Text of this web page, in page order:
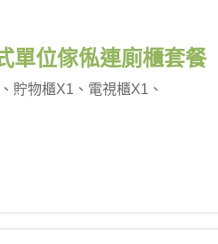
單位傢俬連廁櫃套餐
貯物櫃X1、電視櫃X1、